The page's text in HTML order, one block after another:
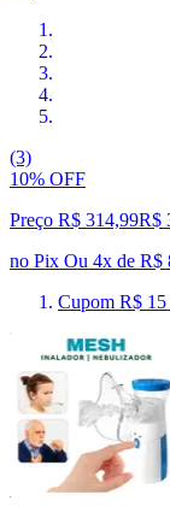
(3)
10% OFF
Preço R$ 314,99R$
no Pix Ou 4x de R$
Cupom R$